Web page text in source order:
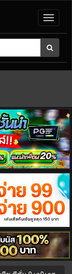
หน้า
แรก